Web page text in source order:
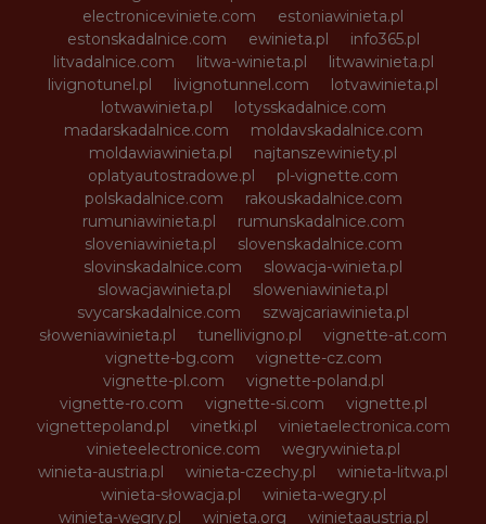
electroniceviniete.com
estoniawinieta.pl
estonskadalnice.com
ewinieta.pl
info365.pl
litvadalnice.com
litwa-winieta.pl
litwawinieta.pl
livignotunel.pl
livignotunnel.com
lotvawinieta.pl
lotwawinieta.pl
lotysskadalnice.com
madarskadalnice.com
moldavskadalnice.com
moldawiawinieta.pl
najtanszewiniety.pl
oplatyautostradowe.pl
pl-vignette.com
polskadalnice.com
rakouskadalnice.com
rumuniawinieta.pl
rumunskadalnice.com
sloveniawinieta.pl
slovenskadalnice.com
slovinskadalnice.com
slowacja-winieta.pl
slowacjawinieta.pl
sloweniawinieta.pl
svycarskadalnice.com
szwajcariawinieta.pl
słoweniawinieta.pl
tunellivigno.pl
vignette-at.com
vignette-bg.com
vignette-cz.com
vignette-pl.com
vignette-poland.pl
vignette-ro.com
vignette-si.com
vignette.pl
vignettepoland.pl
vinetki.pl
vinietaelectronica.com
vinieteelectronice.com
wegrywinieta.pl
winieta-austria.pl
winieta-czechy.pl
winieta-litwa.pl
winieta-słowacja.pl
winieta-wegry.pl
winieta-węgry.pl
winieta.org winietaaustria.pl